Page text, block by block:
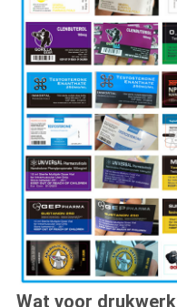
Wat voor